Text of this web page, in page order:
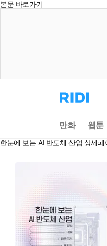
본문 바로가기
리
디
으
로
동
만화 웹툰
한눈에 보는 AI 반도체 산업 상세페